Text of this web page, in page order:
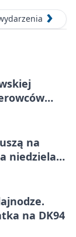
na
niedziela
na DK94